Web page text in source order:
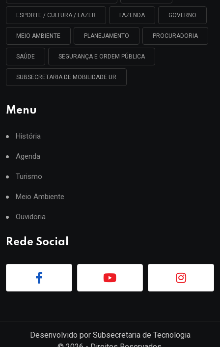
ESPORTE / CULTURA / LAZER FAZENDA GOVERNO
MEIO AMBIENTE PLANEJAMENTO PROCURADORIA
SAÚDE SEGURANÇA E ORDEM PÚBLICA
SUBSECRETARIA DE MOBILIDADE UR
Menu
História
Agenda
Turismo
Meio Ambiente
Ouvidoria
Rede Social
Desenvolvido por Subsecretaria de Tecnologia